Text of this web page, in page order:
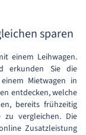
sparen
einem Leihwagen.
erkunden Sie die
Mietwagen in
entdecken, welche
bereits frühzeitig
vergleichen. Die
Zusatzleistung